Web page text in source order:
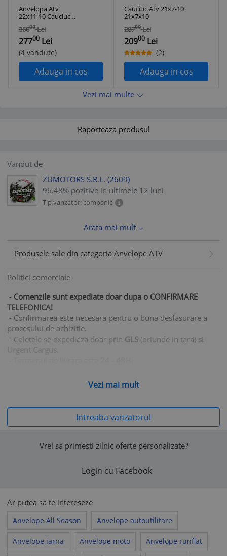
Anvelopa Atv
22x11-10 Cauciuc
22x11x10 Tubeless
36000 Lei
27700 Lei
(4 vandute)
Adauga in cos
Cauciuc Atv 21x7-10
21x7x10
28700 Lei
20900 Lei
(2)
Adauga in cos
Vezi mai multe
Raporteaza produsul
Vandut de
ZUMOTORS S.R.L. (2609)
96.48% pozitive in ultimele 12 luni
Tip vanzator: companie
Arata mai mult
Produsele sale din categoria Anvelope ATV
Politici comerciale
- Comenzile sunt expediate doar dupa o CONFIRMARE
TELEFONICA!
- Confirmarea este necesara pentru o buna desfasurare a
procesului de achizitie.
- Coletele se expediaza doar prin GLS (oriunde in tara) si
Urgent Cargus
pana in 3 kg).
vânzătorului nu pot contraveni prevederilor Acordului de
utilizare al www.okazii.ro, nici legislației aplicabile.
încalcă legea sau Acordul de utilizare, acestea se consideră
Acordului de utilizare , după caz.
Vezi mai mult
Intreaba vanzatorul
Vrei sa primesti zilnic oferte personalizate?
Login cu Facebook
Ar putea sa te intereseze
Anvelope All Season Anvelope autoutilitare
Anvelope iarna Anvelope moto Anvelope runflat